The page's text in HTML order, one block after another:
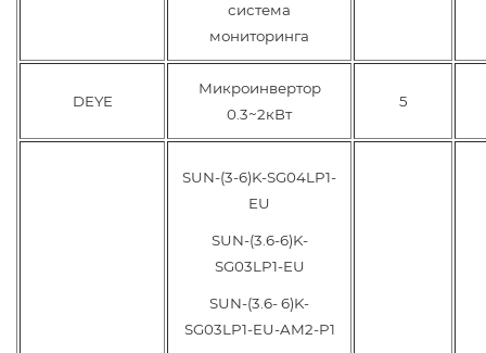
система
мониторинга
DEYE
Микроинвертор
0.3~2кВт
5
SUN-(3-6)K-SG04LP1-
EU
SUN-(3.6-6)K-
SG03LP1-EU
SUN-(3.6- 6)K-
SG03LP1-EU-AM2-P1